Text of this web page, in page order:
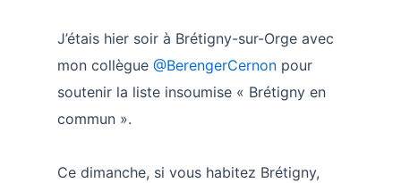
J’étais hier soir à Brétigny-sur-Orge avec
mon collègue@BerengerCernon pour
soutenir la liste insoumise « Brétigny en
commun ».
Ce dimanche, si vous habitez Brétigny,